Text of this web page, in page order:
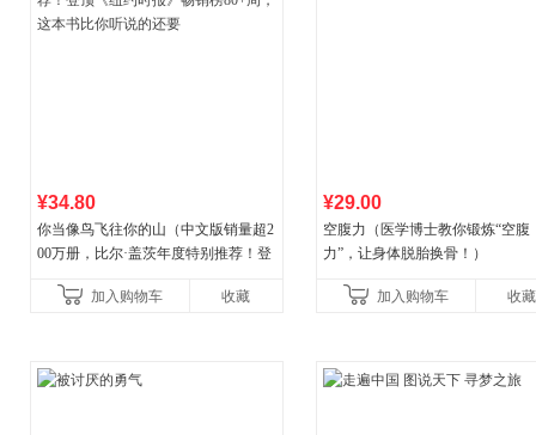
¥34.80
你当像鸟飞往你的山（中文版销量超2
00万册，比尔·盖茨年度特别推荐！登
比你听说的还要
加入购物车 收藏
¥29.00
空腹力（医学博士教你锻炼“空腹
力”，让身体脱胎换骨！）
加入购物车 收藏